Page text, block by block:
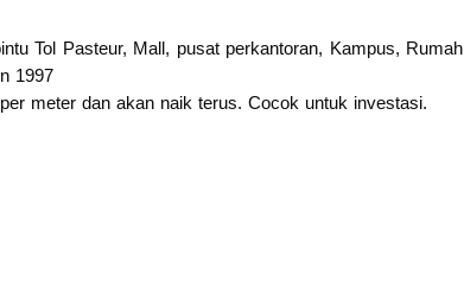
Tol Pasteur, Mall, pusat perkantoran, Kampus, Rumah
1997
meter dan akan naik terus. Cocok untuk investasi.